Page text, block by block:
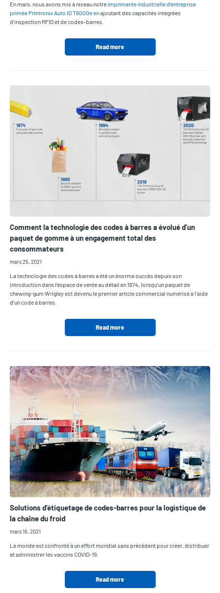
En mars, nous avons mis à niveau notre imprimante industrielle d'entreprise
primée Printronix Auto ID T6000e enajoutant des capacités intégrées
d'inspection RFID et de codes-barres.
Read more
Comment la technologie des codes à barres a évolué d'un
paquet de gomme à un engagement total des
consommateurs
mars 25, 2021
La technologie des codes à barres a été un énorme succès depuis son
introduction dans l'espace de vente au détail en 1974, lorsqu'un paquet de
chewing-gum Wrigley est devenu le premier article commercial numérisé à l'aide
d'un code à barres.
Read more
Solutions d'étiquetage de codes-barres pour la logistique de
la chaîne du froid
mars 16, 2021
Le monde est confronté à un effort mondial sans précédent pour créer, distribuer
et administrer les vaccins COVID-19.
Read more